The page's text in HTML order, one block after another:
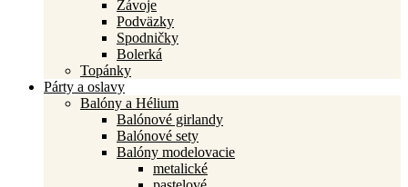
Závoje
Podväzky
Spodničky
Bolerká
Topánky
Párty a oslavy
Balóny a Hélium
Balónové girlandy
Balónové sety
Balóny modelovacie
metalické